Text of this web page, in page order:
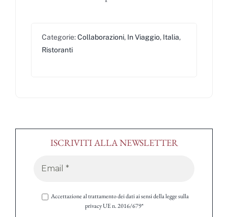
Categorie:Collaborazioni, In Viaggio, Italia,
Ristoranti
ISCRIVITI ALLA NEWSLETTER
Accettazione al trattamento dei dati ai sensi della legge sulla
privacy UE n. 2016/679*